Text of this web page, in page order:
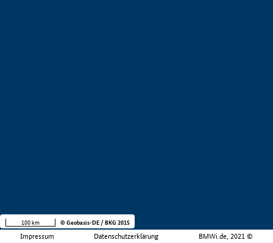
Impressum Datenschutzerklärung BMWi.de, 2021 ©
100 km © Geobasis-DE / BKG 2015